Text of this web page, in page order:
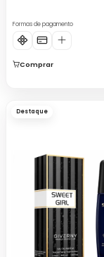
Formas de pagamento
Comprar
Destaque